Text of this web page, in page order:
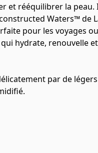
et rééquilibrer la peau.
Waters™ de
pour les voyages
hydrate, renouvelle
par de légers